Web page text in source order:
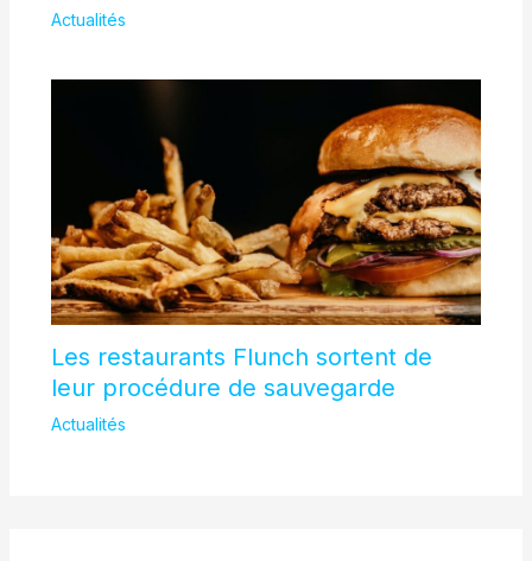
Actualités
Les restaurants Flunch sortent de
leur procédure de sauvegarde
Actualités